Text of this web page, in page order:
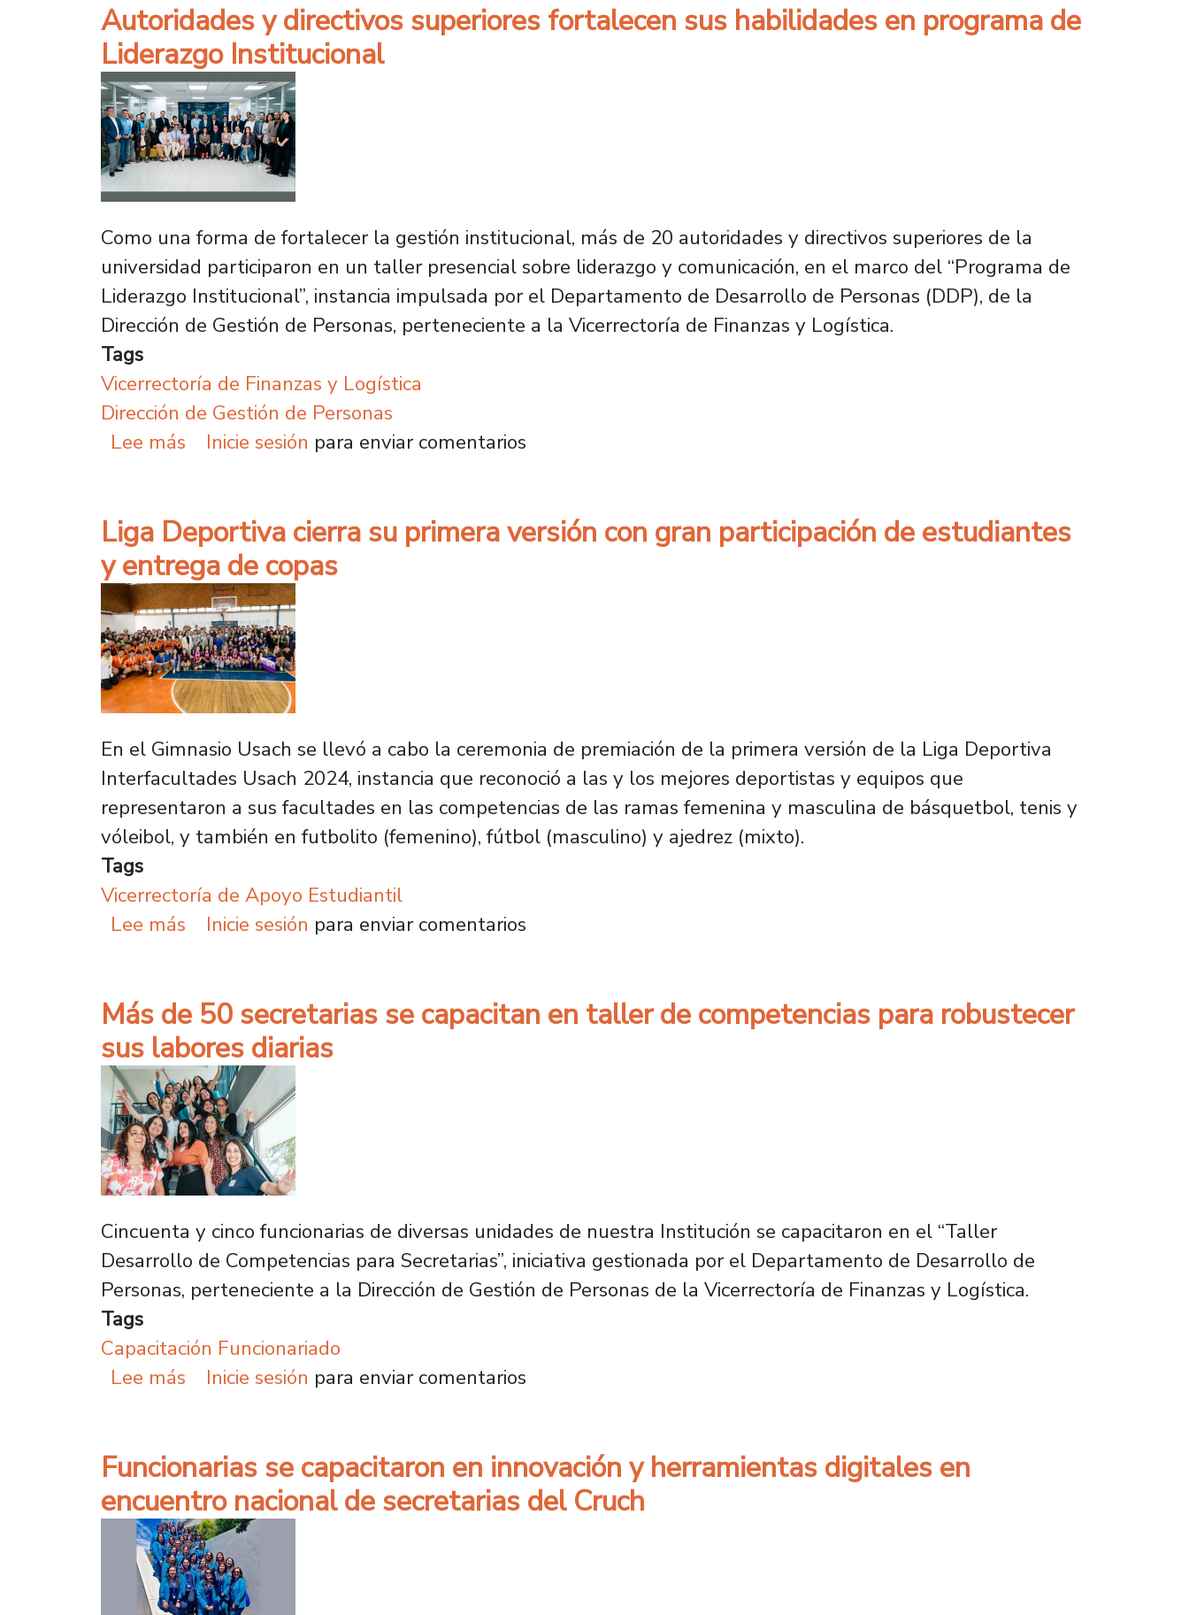
Autoridades y directivos superiores fortalecen sus habilidades en programa de
Liderazgo Institucional
Como una forma de fortalecer la gestión institucional, más de 20 autoridades y directivos superiores de la
universidad participaron en un taller presencial sobre liderazgo y comunicación, en el marco del “Programa de
Liderazgo Institucional”, instancia impulsada por el Departamento de Desarrollo de Personas (DDP), de la
Dirección de Gestión de Personas, perteneciente a la Vicerrectoría de Finanzas y Logística.
Tags
Vicerrectoría de Finanzas y Logística
Dirección de Gestión de Personas
Lee más sobre Autoridades y directivos superiores fortalecen sus habilidades en programa de Liderazgo Institucional
Inicie sesión para enviar comentarios
Liga Deportiva cierra su primera versión con gran participación de estudiantes
y entrega de copas
En el Gimnasio Usach se llevó a cabo la ceremonia de premiación de la primera versión de la Liga Deportiva
Interfacultades Usach 2024, instancia que reconoció a las y los mejores deportistas y equipos que
representaron a sus facultades en las competencias de las ramas femenina y masculina de básquetbol, tenis y
vóleibol, y también en futbolito (femenino), fútbol (masculino) y ajedrez (mixto).
Tags
Vicerrectoría de Apoyo Estudiantil
Lee más sobre Liga Deportiva cierra su primera versión con gran participación de estudiantes y entrega de copas
Inicie sesión para enviar comentarios
Más de 50 secretarias se capacitan en taller de competencias para robustecer
sus labores diarias
Cincuenta y cinco funcionarias de diversas unidades de nuestra Institución se capacitaron en el “Taller
Desarrollo de Competencias para Secretarias”, iniciativa gestionada por el Departamento de Desarrollo de
Personas, perteneciente a la Dirección de Gestión de Personas de la Vicerrectoría de Finanzas y Logística.
Tags
Capacitación Funcionariado
Lee más sobre Más de 50 secretarias se capacitan en taller de competencias para robustecer sus labores diarias
Inicie sesión para enviar comentarios
Funcionarias se capacitaron en innovación y herramientas digitales en
encuentro nacional de secretarias del Cruch